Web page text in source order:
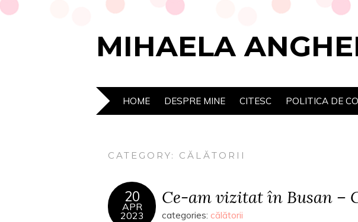
MIHAELA
HOME DESPRE MINE CITESC POLITICA DE
CATEGORY: CĂLĂTORII
20
APR
2023
Ce-am vizitat în Busan –
categories: călătorii